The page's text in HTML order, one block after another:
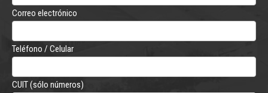
Correo electrónico
Teléfono / Celular
CUIT (sólo números)